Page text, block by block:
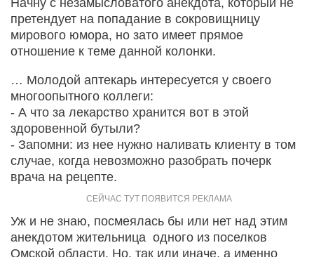
претендует на попадание в сокровищницу
мирового юмора, но зато имеет прямое
отношение к теме данной колонки.
… Молодой аптекарь интересуется у своего
многоопытного коллеги:
- А что за лекарство хранится вот в этой
здоровенной бутыли?
- Запомни: из нее нужно наливать клиенту в том
случае, когда невозможно разобрать почерк
врача на рецепте.
Уж и не знаю, посмеялась бы или нет над этим
анекдотом жительница одного из поселков
Омской области. Но, так или иначе, а именно